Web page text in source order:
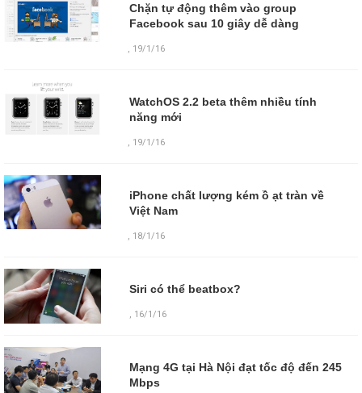
Chặn tự động thêm vào group
Facebook sau 10 giây dễ dàng
, 19/1/16
WatchOS 2.2 beta thêm nhiều tính
năng mới
, 19/1/16
iPhone chất lượng kém ồ ạt tràn về
Việt Nam
, 18/1/16
Siri có thể beatbox?
, 16/1/16
Mạng 4G tại Hà Nội đạt tốc độ đến 245
Mbps